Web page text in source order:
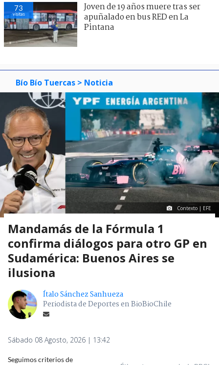
73
visitas
Joven de 19 años muere tras ser
apuñalado en bus RED en La
Pintana
Bío Bío Tuercas > Noticia
Contexto | EFE
Mandamás de la Fórmula 1
confirma diálogos para otro GP en
Sudamérica: Buenos Aires se
ilusiona
Ítalo Sánchez Sanhueza
Periodista de Deportes en BioBioChile
Sábado 08 Agosto, 2026 | 13:42
Seguimos criterios de